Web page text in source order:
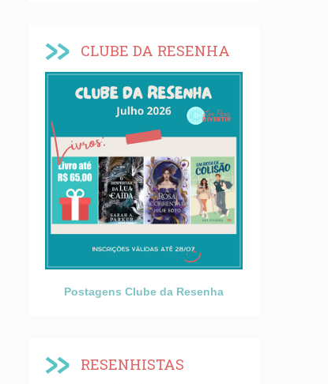
CLUBE DA RESENHA
Postagens Clube da Resenha
RESENHISTAS